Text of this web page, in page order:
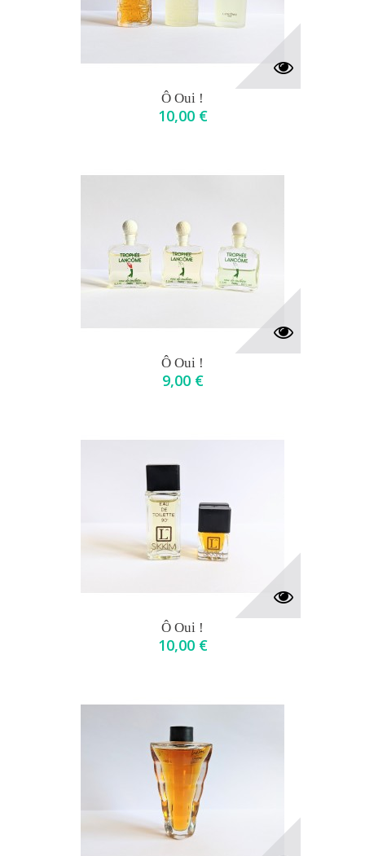
Ô Oui !
10,00 €
Ô Oui !
9,00 €
Ô Oui !
10,00 €